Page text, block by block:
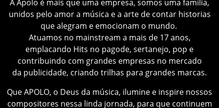
A Apolo é mais que uma empresa, somos uma família,
unidos pelo amor a música e a arte de contar historias
que alegram e emocionam o mundo.
Atuamos no mainstream a mais de 17 anos,
emplacando Hits no pagode, sertanejo, pop e
contribuindo com grandes empresas no mercado
da publicidade, criando trilhas para grandes marcas.
Que APOLO, o Deus da música, ilumine e inspire nossos
compositores nessa linda jornada, para que continuem